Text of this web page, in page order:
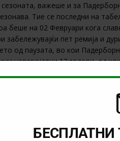
важеше и за
Тие се последни на
беше на 02 Февруари кога
забележувајќи пет ремија и
од паузата, во кои
неверојатни 12 голови, од
зона оваа екипа е
гледаме Падерборн во
БЕСПЛАТНИ